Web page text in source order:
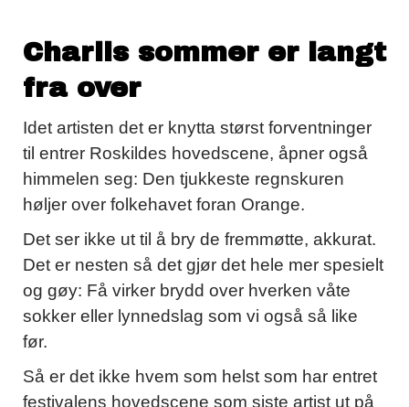
Charlis sommer er langt
fra over
Idet artisten det er knytta størst forventninger
til entrer Roskildes hovedscene, åpner også
himmelen seg: Den tjukkeste regnskuren
høljer over folkehavet foran Orange.
Det ser ikke ut til å bry de fremmøtte, akkurat.
Det er nesten så det gjør det hele mer spesielt
og gøy: Få virker brydd over hverken våte
sokker eller lynnedslag som vi også så like
før.
Så er det ikke hvem som helst som har entret
festivalens hovedscene som siste artist ut på